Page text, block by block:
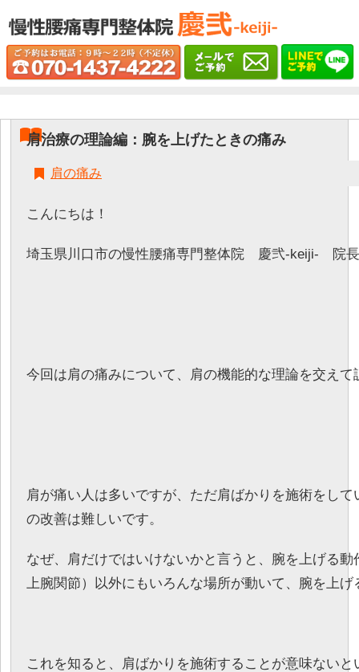
肩治療の理論編：腕を上げたときの痛み
肩の痛み
こんにちは！
埼玉県川口市の慢性腰痛専門整体院 慶弐-keiji- 院
今回は肩の痛みについて、肩の機能的な理論を交えて
肩が痛い人は多いですが、ただ肩ばかりを施術をし
の改善は難しいです。
なぜ、肩だけではいけないかと言うと、腕を上げる動
上腕関節）以外にもいろんな場所が動いて、腕を上げ
これを知ると、肩ばかりを施術することが意味ない